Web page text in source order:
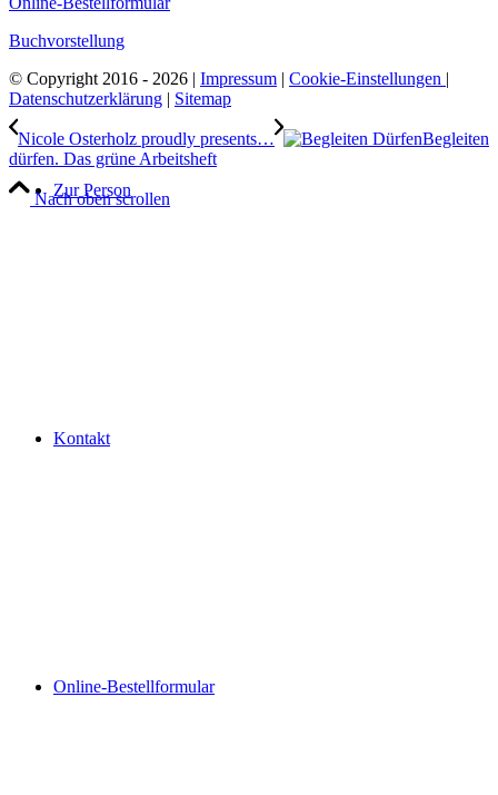
Zur Person
Kontakt
Online-Bestellformular
Buchvorstellung
© Copyright 2016 - 2026 | Impressum | Cookie-Einstellungen |
Datenschutzerklärung | Sitemap
Nicole Osterholz proudly presents…
Begleiten
dürfen. Das grüne Arbeitsheft
Nach oben scrollen